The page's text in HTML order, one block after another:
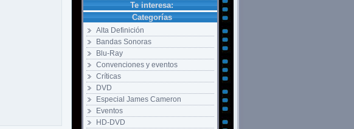
Te interesa:
Categorías
Alta Definición
Bandas Sonoras
Blu-Ray
Convenciones y eventos
Críticas
DVD
Especial James Cameron
Eventos
HD-DVD